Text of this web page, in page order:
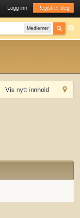
Logg inn Registrer deg
Medlemer
Vis nytt innhold